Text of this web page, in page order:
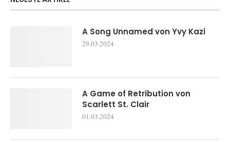
A Song Unnamed von Yvy Kazi
29.03.2024
A Game of Retribution von
Scarlett St. Clair
01.03.2024